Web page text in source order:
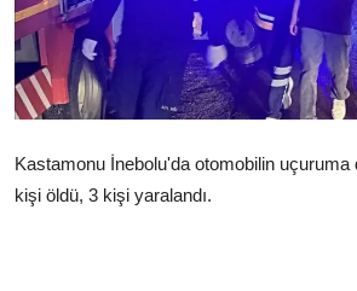
Çerkezköy
Kastamonu İnebolu'da otomobilin
kişi öldü, 3 kişi yaralandı.